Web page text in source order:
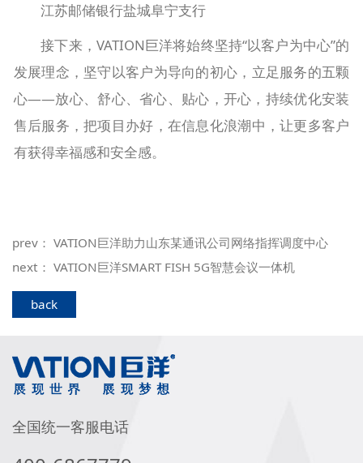
江苏邮储银行盐城阜宁支行
接下来，VATION巨洋将始终坚持“以客户为中心”的
发展理念，坚守以客户为导向的初心，立足服务的五颗
心——放心、舒心、省心、贴心，开心，持续优化安装
售后服务，把项目办好，在信息化浪潮中，让更多客户
有获得幸福感和安全感。
prev：VATION巨洋助力山东某通讯公司网络指挥调度中心
next：VATION巨洋SMART FISH 5G智慧会议一体机
back
全国统一客服电话